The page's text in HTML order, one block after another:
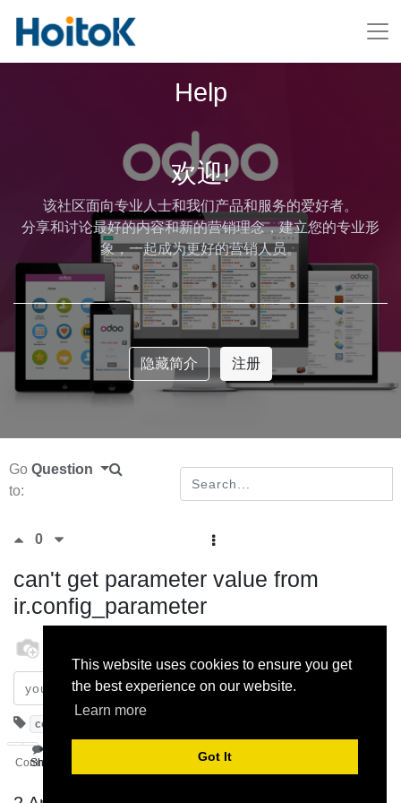
This website uses cookies to ensure you get
the best experience on our website.
Learn more
Got It
Help
欢迎!
该社区面向专业人士和我们产品和服务的爱好者。
分享和讨论最好的内容和新的营销理念，建立您的专业形
象，一起成为更好的营销人员。
隐藏简介 注册
Go
to:
Question
0
can't get parameter value from
ir.config_parameter
25 September 2022
Subscribe
configuration
Comment
Share